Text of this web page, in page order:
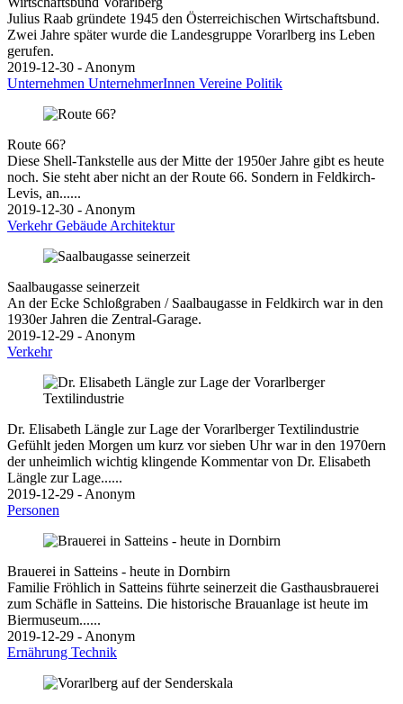
Julius Raab gründete 1945 den Österreichischen Wirtschaftsbund.
Zwei Jahre später wurde die Landesgruppe Vorarlberg ins Leben
gerufen.
2019-12-30 - Anonym
Unternehmen UnternehmerInnen Vereine Politik
Route 66?
Diese Shell-Tankstelle aus der Mitte der 1950er Jahre gibt es heute
noch. Sie steht aber nicht an der Route 66. Sondern in Feldkirch-
Levis, an......
2019-12-30 - Anonym
VerkehrGebäude Architektur
Saalbaugasse seinerzeit
An der Ecke Schloßgraben / Saalbaugasse in Feldkirch war in den
1930er Jahren die Zentral-Garage.
2019-12-29 - Anonym
Verkehr
Dr. Elisabeth Längle zur Lage der Vorarlberger Textilindustrie
Gefühlt jeden Morgen um kurz vor sieben Uhr war in den 1970ern
der unheimlich wichtig klingende Kommentar von Dr. Elisabeth
Längle zur Lage......
2019-12-29 - Anonym
Personen
Brauerei in Satteins - heute in Dornbirn
Familie Fröhlich in Satteins führte seinerzeit die Gasthausbrauerei
zum Schäfle in Satteins. Die historische Brauanlage ist heute im
Biermuseum......
2019-12-29 - Anonym
Ernährung Technik